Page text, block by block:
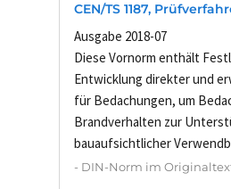
CEN/TS 1187,
Ausgabe 2018-07
Diese Vornorm enthält
Entwicklung direkter und
für Bedachungen, um
Brandverhalten zur
bauaufsichtlicher
- DIN-Norm im